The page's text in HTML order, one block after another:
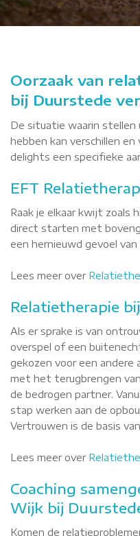
Oorzaak van
bij Duurstede
De situatie waarin stellen
hebben kan verschillen
delights een specifieke
EFT
Raak je elkaar kwijt zoals
direct starten met
een hernieuwd gevoel van
Lees meer over
Relatietherapie
Als er sprake is van
overspel of een
gekozen voor een andere
met het terugbrengen
de bedrogen partner.
stap werken aan de
Vertrouwen is de basis
Lees meer over
Coaching
Wijk bij
Komen de